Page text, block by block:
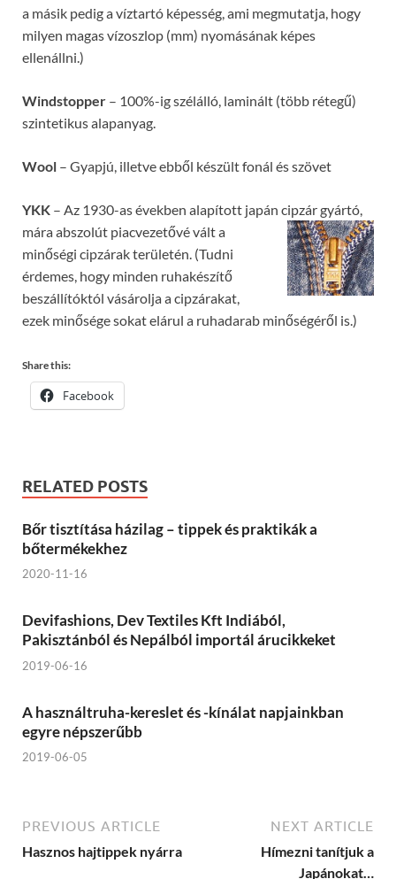
a másik pedig a víztartó képesség, ami megmutatja, hogy
milyen magas vízoszlop (mm) nyomásának képes
ellenállni.)
Windstopper – 100%-ig szélálló, laminált (több rétegű)
szintetikus alapanyag.
Wool – Gyapjú, illetve ebből készült fonál és szövet
YKK – Az 1930-as években alapított japán cipzár gyártó,
mára abszolút piacvezetővé vált a
minőségi cipzárak területén. (Tudni
érdemes, hogy minden ruhakészítő
beszállítóktól vásárolja a cipzárakat,
ezek minősége sokat elárul a ruhadarab minőségéről is.)
Share this:
Facebook
RELATED POSTS
Bőr tisztítása házilag – tippek és praktikák a
bőtermékekhez
2020-11-16
Devifashions, Dev Textiles Kft Indiából,
Pakisztánból és Nepálból importál árucikkeket
2019-06-16
A használtruha-kereslet és -kínálat napjainkban
egyre népszerűbb
2019-06-05
PREVIOUS ARTICLE
Hasznos hajtippek nyárra
NEXT ARTICLE
Hímezni tanítjuk a
Japánokat…